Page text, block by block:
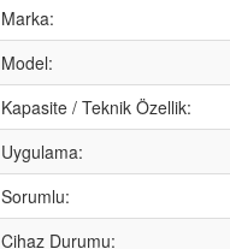
Marka:
Model:
Kapasite / Teknik Özellik:
Uygulama:
Sorumlu:
Cihaz Durumu: